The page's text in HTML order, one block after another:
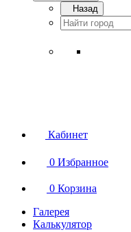
Назад
Кабинет
0 Избранное
0 Корзина
Галерея
Калькулятор